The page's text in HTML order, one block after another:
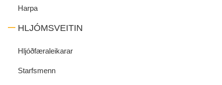
Harpa
HLJÓMSVEITIN
Hljóðfæraleikarar
Starfsmenn